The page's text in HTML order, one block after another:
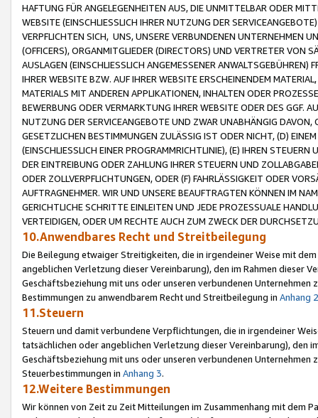
HAFTUNG FÜR ANGELEGENHEITEN AUS, DIE UNMITTELBAR ODER
WEBSITE (EINSCHLIESSLICH IHRER NUTZUNG DER
VERPFLICHTEN SICH, UNS, UNSERE VERBUNDENEN UNTERNEHMEN
(OFFICERS), ORGANMITGLIEDER (DIRECTORS) UND VERTRETER VON
AUSLAGEN (EINSCHLIESSLICH ANGEMESSENER
IHRER WEBSITE BZW. AUF IHRER WEBSITE ERSCHEINENDEM
MATERIALS MIT ANDEREN APPLIKATIONEN, INHALTEN ODER
BEWERBUNG ODER VERMARKTUNG IHRER WEBSITE ODER DES GGF.
NUTZUNG DER SERVICEANGEBOTE UND ZWAR UNABHÄNGIG
GESETZLICHEN BESTIMMUNGEN ZULÄSSIG IST ODER NICHT, (D)
(EINSCHLIESSLICH EINER PROGRAMMRICHTLINIE), (E) IHREN
DER EINTREIBUNG ODER ZAHLUNG IHRER STEUERN UND
ODER ZOLLVERPFLICHTUNGEN, ODER (F) FAHRLÄSSIGKEIT ODER
AUFTRAGNEHMER. WIR UND UNSERE BEAUFTRAGTEN KÖNNEN IM
GERICHTLICHE SCHRITTE EINLEITEN UND JEDE PROZESSUALE
VERTEIDIGEN, ODER UM RECHTE AUCH ZUM ZWECK DER
10.Anwendbares Recht und Streitbeilegung
Die Beilegung etwaiger Streitigkeiten, die in irgendeiner Weise mit
angeblichen Verletzung dieser Vereinbarung), den im Rahmen dieser
Geschäftsbeziehung mit uns oder unseren verbundenen
Bestimmungen zu anwendbarem Recht und Streitbeilegung in Anhang 2
11.Steuern
Steuern und damit verbundene Verpflichtungen, die in irgendeiner
tatsächlichen oder angeblichen Verletzung dieser Vereinbarung), den
Geschäftsbeziehung mit uns oder unseren verbundenen
Steuerbestimmungen in Anhang 3.
12.Weitere Bestimmungen
Wir können von Zeit zu Zeit Mitteilungen im Zusammenhang mit dem